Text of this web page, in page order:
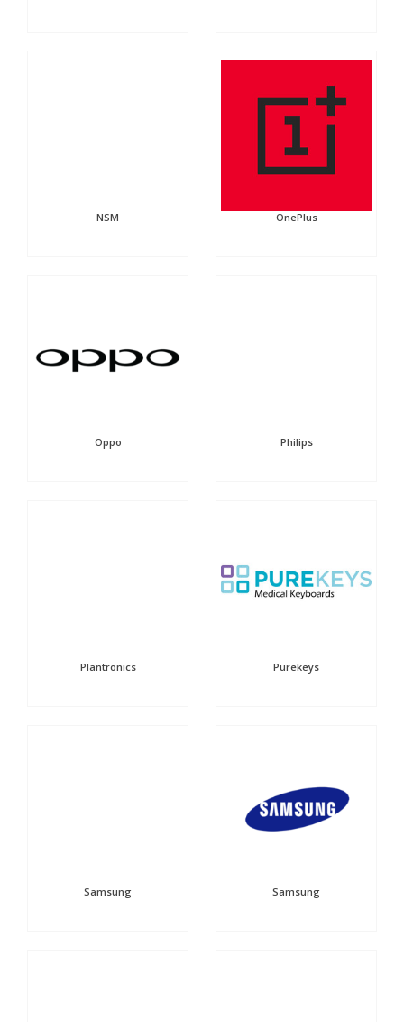
NSM OnePlus
Oppo Philips
Plantronics Purekeys
Samsung Samsung